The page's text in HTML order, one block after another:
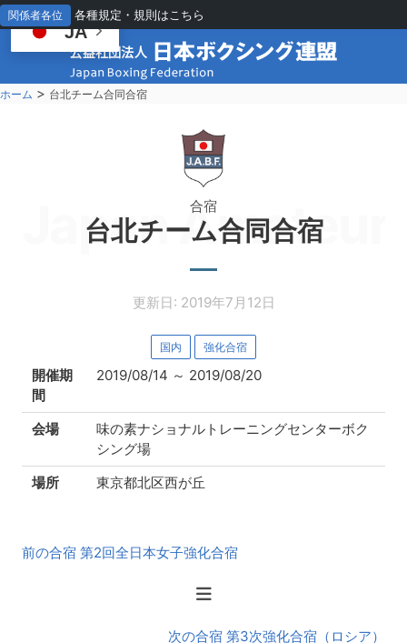
関係者各位 各種規定・規則はこちら
ホーム > 台北チーム合同合宿
Japan合宿
台北チーム合同合宿
更新日: 2019年7月12日
国内 強化合宿
開催期
間
2019/08/14 ～ 2019/08/20
会場
味の素ナショナルトレーニングセンターボク
シング場
場所
東京都北区西が丘
後
前の合宿 第2回全日本女子強化合宿
次の合宿 第3次強化合宿（ロシア）
JA